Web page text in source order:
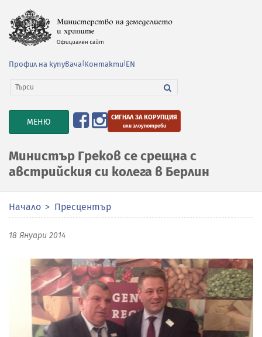
Профил на купувача Контакти EN
TOGGLE
NAVIGATION
МЕНЮ СИГНАЛ ЗА КОРУПЦИЯ
или злоупотреби
Министър Греков се срещна с
австрийския си колега в Берлин
Начало Пресцентър
18 Януари 2014